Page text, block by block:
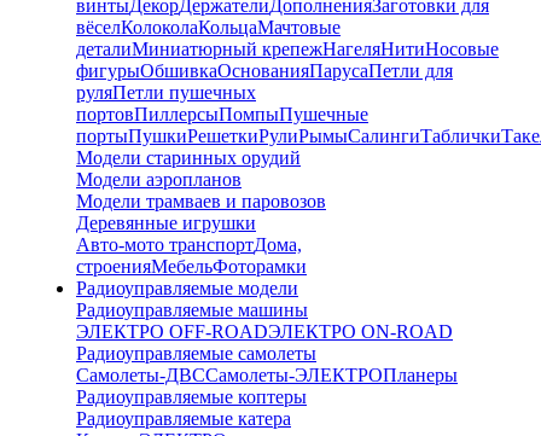
винтыДекорДержателиДополненияЗаготовки для
вёселКолоколаКольцаМачтовые
деталиМиниатюрный крепежНагеляНитиНосовые
фигурыОбшивкаОснованияПарусаПетли для
руляПетли пушечных
портовПиллерсыПомпыПушечные
портыПушкиРешеткиРулиРымыСалингиТаблички
Модели старинных орудий
Модели аэропланов
Модели трамваев и паровозов
Деревянные игрушки
Авто-мото транспортДома,
строенияМебельФоторамки
Радиоуправляемые модели
Радиоуправляемые машины
ЭЛЕКТРО OFF-ROADЭЛЕКТРО ON-ROAD
Радиоуправляемые самолеты
Самолеты-ДВССамолеты-ЭЛЕКТРОПланеры
Радиоуправляемые коптеры
Радиоуправляемые катера